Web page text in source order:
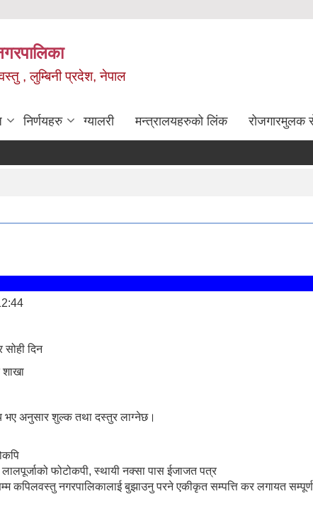
, लुम्बिनी प्रदेश, नेपाल
निर्णयहरु ग्यालरी मन्त्रालयहरुको लिंक रोजगारमुलक
सोही दिन
शाखा
भए अनुसार शुल्क तथा दस्तुर लाग्नेछ।
लालपूर्जाको फोटोकपी, स्थायी नक्सा पास ईजाजत पत्र
कपिलवस्तु नगरपालिकालाई बुझाउनु परने एकीकृत सम्पत्ति कर लगायत